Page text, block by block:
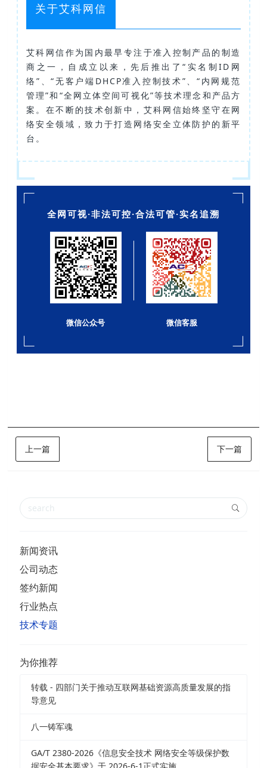
关于艾科网信
艾科网信作为国内最早专注于准入控制产品的制造
商之一，自成立以来，先后推出了“实名制ID网
络”、“无客户端DHCP准入控制技术”、“内网规范
管理”和“全网立体空间可视化”等技术理念和产品方
案。在不断的技术创新中，艾科网信始终坚守在网
络安全领域，致力于打造网络安全立体防护的新平
台。
全网可视·非法可控·合法可管·实名追溯
微信公众号 微信客服
上一篇 下一篇
新闻资讯
公司动态
签约新闻
行业热点
技术专题
为你推荐
转载 - 四部门关于推动互联网基础资源高质量发展的指
导意见
八一铸军魂
GA/T 2380-2026《信息安全技术 网络安全等级保护数